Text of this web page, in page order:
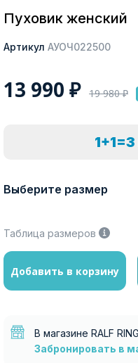
Пуховик женский
Артикул АУОЧ022500
13 990 ₽ 19 980₽
1+1=3
Выберите размер
Таблица размеров
Добавить в корзину
В магазине RALF
Забронировать в